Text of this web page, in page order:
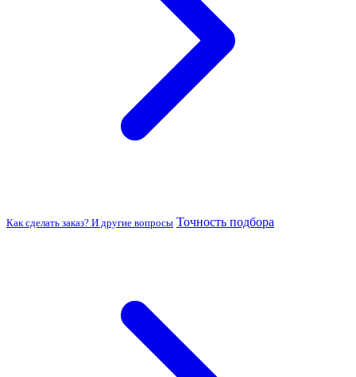
Как сделать заказ? И другие вопросы Точность подбора